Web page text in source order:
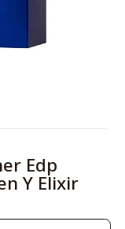
Edp
Y Elixir